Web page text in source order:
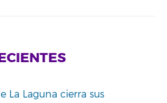
La Laguna cierra sus